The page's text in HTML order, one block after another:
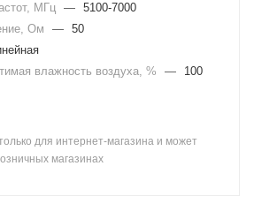
МГц — 5100-7000
Ом
— 50
влажность воздуха, %
— 100
для интернет-магазина и может
магазинах